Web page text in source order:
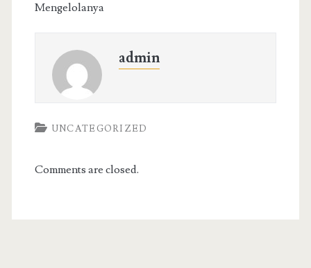
Mengelolanya
admin
UNCATEGORIZED
Comments are closed.